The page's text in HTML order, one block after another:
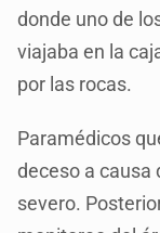
donde uno de
viajaba en la
por las rocas.
Paramédicos
deceso a causa
severo.